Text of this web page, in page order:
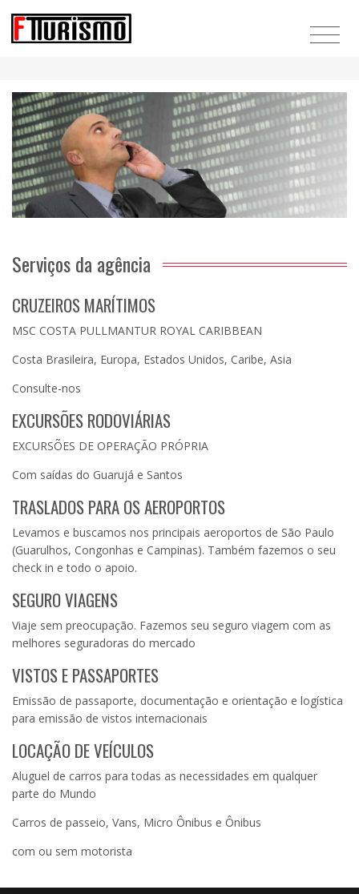
Serviços da agência
CRUZEIROS MARÍTIMOS
MSC COSTA PULLMANTUR ROYAL CARIBBEAN
Costa Brasileira, Europa, Estados Unidos, Caribe, Asia
Consulte-nos
EXCURSÕES RODOVIÁRIAS
EXCURSÕES DE OPERAÇÃO PRÓPRIA
Com saídas do Guarujá e Santos
TRASLADOS PARA OS AEROPORTOS
Levamos e buscamos nos principais aeroportos de São Paulo
(Guarulhos, Congonhas e Campinas). Também fazemos o seu
check in e todo o apoio.
SEGURO VIAGENS
Viaje sem preocupação. Fazemos seu seguro viagem com as
melhores seguradoras do mercado
VISTOS E PASSAPORTES
Emissão de passaporte, documentação e orientação e logística
para emissão de vistos internacionais
LOCAÇÃO DE VEÍCULOS
Aluguel de carros para todas as necessidades em qualquer
parte do Mundo
Carros de passeio, Vans, Micro Ônibus e Ônibus
com ou sem motorista